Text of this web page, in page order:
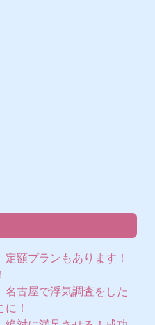
額プランもあります！
古屋で浮気調査をした
！